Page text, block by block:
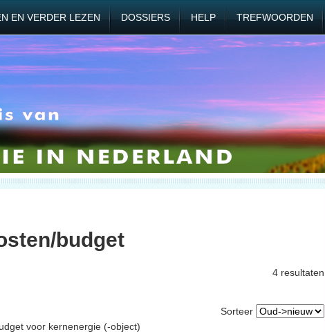
EN VERDER LEZEN DOSSIERS HELP TREFWOORDEN
budget
4 resultaten
Sorteer
voor kernenergie (-object)